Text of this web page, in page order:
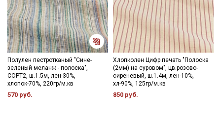
Полулен пестротканый "Сине-
зеленый меланж - полоска",
СОРТ2, ш.1.5м, лен-30%,
хлопок-70%, 220гр/м.кв
570 руб.
Хлопколен Цифр.печать "Полоска
(2мм) на суровом", цв.розово-
сиреневый, ш.1.4м, лен-10%,
хл-90%, 125гр/м.кв
850 руб.